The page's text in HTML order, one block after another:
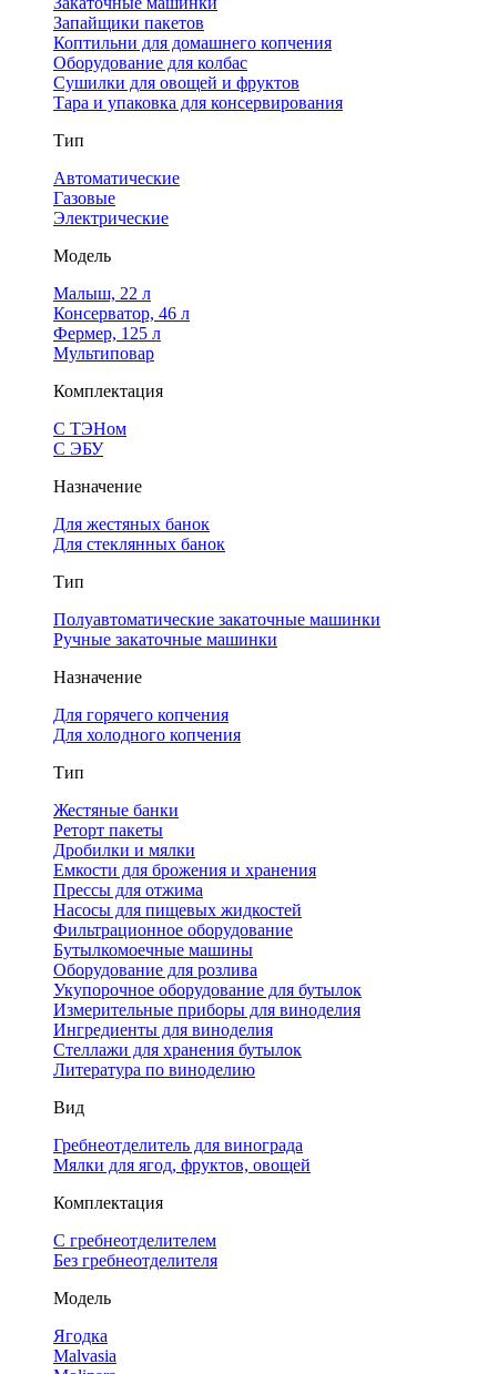
Запайщики пакетов
Коптильни для домашнего копчения
Оборудование для колбас
Сушилки для овощей и фруктов
Тара и упаковка для консервирования
Тип
Автоматические
Газовые
Электрические
Модель
Малыш, 22 л
Консерватор, 46 л
Фермер, 125 л
Мультиповар
Комплектация
С ТЭНом
С ЭБУ
Назначение
Для жестяных банок
Для стеклянных банок
Тип
Полуавтоматические закаточные машинки
Ручные закаточные машинки
Назначение
Для горячего копчения
Для холодного копчения
Тип
Жестяные банки
Реторт пакеты
Дробилки и мялки
Емкости для брожения и хранения
Прессы для отжима
Насосы для пищевых жидкостей
Фильтрационное оборудование
Бутылкомоечные машины
Оборудование для розлива
Укупорочное оборудование для бутылок
Измерительные приборы для виноделия
Ингредиенты для виноделия
Стеллажи для хранения бутылок
Литература по виноделию
Вид
Гребнеотделитель для винограда
Мялки для ягод, фруктов, овощей
Комплектация
С гребнеотделителем
Без гребнеотделителя
Модель
Ягодка
Malvasia